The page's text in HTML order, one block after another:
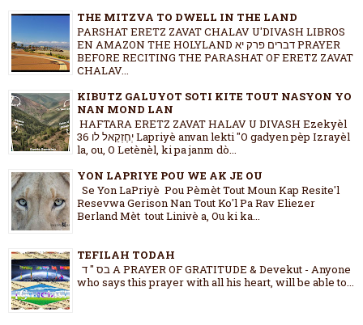
THE MITZVA TO DWELL IN THE LAND
PARSHAT ERETZ ZAVAT CHALAV U'DIVASH LIBROS
EN AMAZON THE HOLYLAND דברים פרק יא PRAYER
BEFORE RECITING THE PARASHAT OF ERETZ ZAVAT
CHALAV...
KIBUTZ GALUYOT SOTI KITE TOUT NASYON YO
NAN MOND LAN
HAFTARA ERETZ ZAVAT HALAV U DIVASH Ezekyèl
36 יְחֶזְקֵאל לו Lapriyè anvan lekti "O gadyen pèp Izrayèl
la, ou, O Letènèl, ki pa janm dò...
YON LAPRIYE POU WE AK JE OU
Se Yon LaPriyè Pou Pèmèt Tout Moun Kap Resite'l
Resevwa Gerison Nan Tout Ko'l Pa Rav Eliezer
Berland Mèt tout Linivè a, Ou ki ka...
TEFILAH TODAH
who says this prayer with all his heart, will be able to...